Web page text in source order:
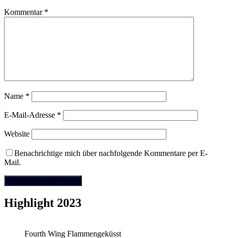
Kommentar *
Name *
E-Mail-Adresse *
Website
Benachrichtige mich über nachfolgende Kommentare per E-
Mail.
Highlight 2023
Fourth Wing Flammengeküsst